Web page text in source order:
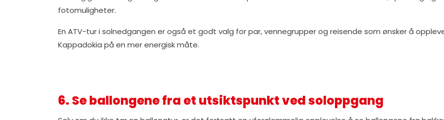
fotomuligheter.
En ATV-tur i solnedgangen er også et godt valg for par, vennegrupper og reisende som ønsker å
Kappadokia på en mer energisk måte.
6. Se ballongene fra et utsiktspunkt ved soloppgang